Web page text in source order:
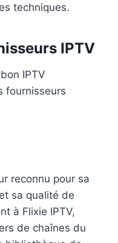
techniques.
IPTV
IPTV
fournisseurs
reconnu pour sa
sa qualité de
à Flixie IPTV,
de chaînes du